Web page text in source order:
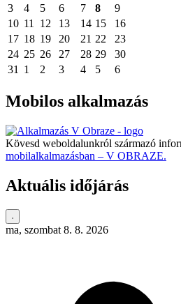
3
4 5 6 7 8
9
10 11 12 13 14 15
16
17 18 19 20 21 22
23
24 25 26 27 28 29
30
31
1 2 3 4 5 6
Mobilos alkalmazás
Kövesd weboldalunkról származó
mobilalkalmazásban – V OBRAZE.
Aktuális időjárás
ma, szombat 8. 8. 2026